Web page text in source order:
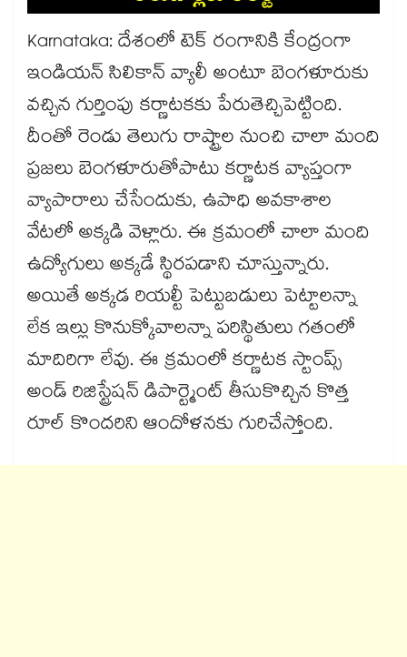
Karnataka: దేశంలో టెక్ రంగానికి కేంద్రంగా
ఇండియన్ సిలికాన్ వ్యాలీ అంటూ బెంగళూరుకు
వచ్చిన గుర్తింపు కర్ణాటకకు పేరుతెచ్చిపెట్టింది.
దీంతో రెండు తెలుగు రాష్ట్రాల నుంచి చాలా మంది
ప్రజలు బెంగళూరుతోపాటు కర్ణాటక వ్యాప్తంగా
వ్యాపారాలు చేసేందుకు, ఉపాధి అవకాశాల
వేటలో అక్కడి వెళ్లారు. ఈ క్రమంలో చాలా మంది
ఉద్యోగులు అక్కడే స్థిరపడాని చూస్తున్నారు.
అయితే అక్కడ రియల్టీ పెట్టుబడులు పెట్టాలన్నా
లేక ఇల్లు కొనుక్కోవాలన్నా పరిస్థితులు గతంలో
మాదిరిగా లేవు. ఈ క్రమంలో కర్ణాటక స్టాంప్స్
అండ్ రిజిస్ట్రేషన్ డిపార్ట్మెంట్ తీసుకొచ్చిన కొత్త
రూల్ కొందరిని ఆందోళనకు గురిచేస్తోంది.